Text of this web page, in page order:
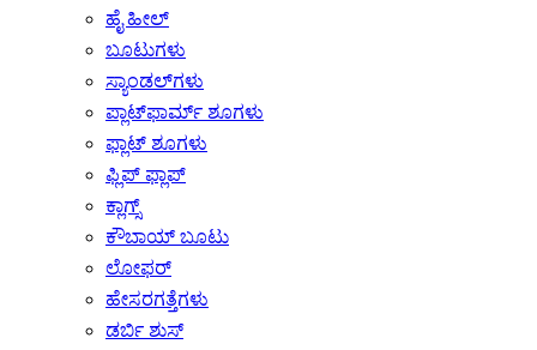
ಹೈ ಹೀಲ್
ಬೂಟುಗಳು
ಸ್ಯಾಂಡಲ್‌ಗಳು
ಪ್ಲಾಟ್‌ಫಾರ್ಮ್ ಶೂಗಳು
ಫ್ಲಾಟ್ ಶೂಗಳು
ಫ್ಲಿಪ್ ಫ್ಲಾಪ್
ಕ್ಲಾಗ್ಸ್
ಕೌಬಾಯ್ ಬೂಟು
ಲೋಫರ್
ಹೇಸರಗತ್ತೆಗಳು
ಡರ್ಬಿ ಶುಸ್